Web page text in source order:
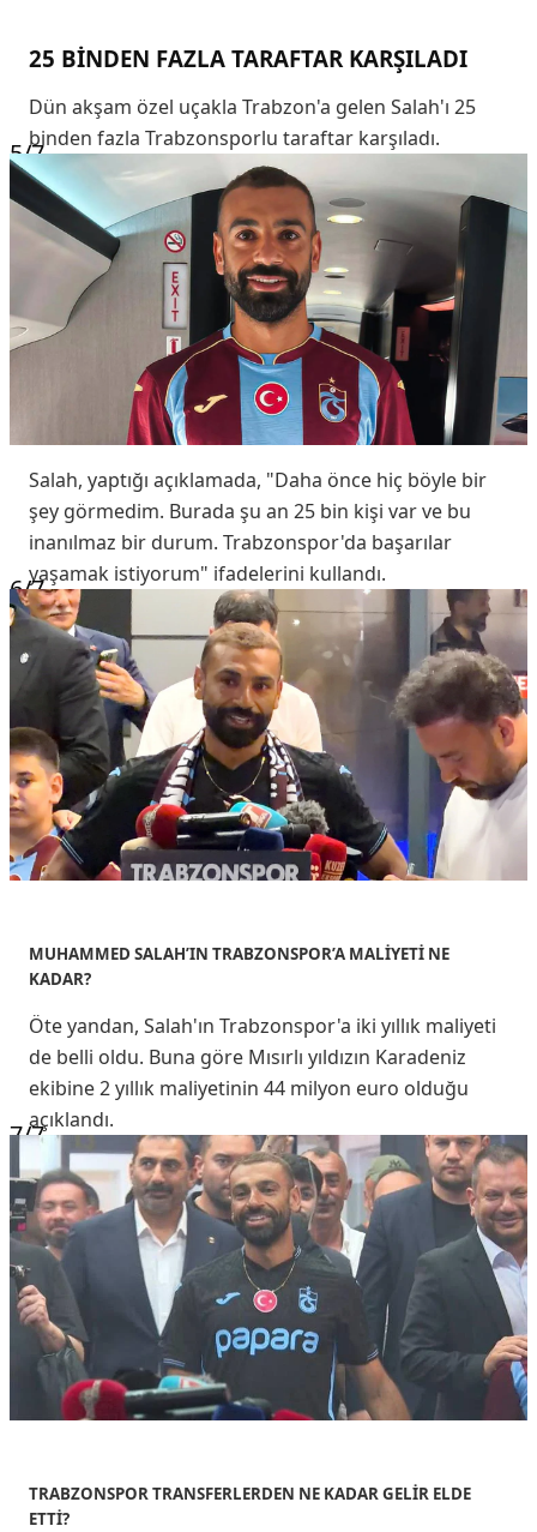
25 BİNDEN FAZLA TARAFTAR KARŞILADI
Dün akşam özel uçakla Trabzon'a gelen Salah'ı 25
binden fazla Trabzonsporlu taraftar karşıladı.
5/7
Salah, yaptığı açıklamada, "Daha önce hiç böyle bir
şey görmedim. Burada şu an 25 bin kişi var ve bu
inanılmaz bir durum. Trabzonspor'da başarılar
yaşamak istiyorum" ifadelerini kullandı.
6/7
MUHAMMED SALAH’IN TRABZONSPOR’A MALİYETİ NE
KADAR?
Öte yandan, Salah'ın Trabzonspor'a iki yıllık maliyeti
de belli oldu. Buna göre Mısırlı yıldızın Karadeniz
ekibine 2 yıllık maliyetinin 44 milyon euro olduğu
açıklandı.
7/7
TRABZONSPOR TRANSFERLERDEN NE KADAR GELİR ELDE
ETTİ?